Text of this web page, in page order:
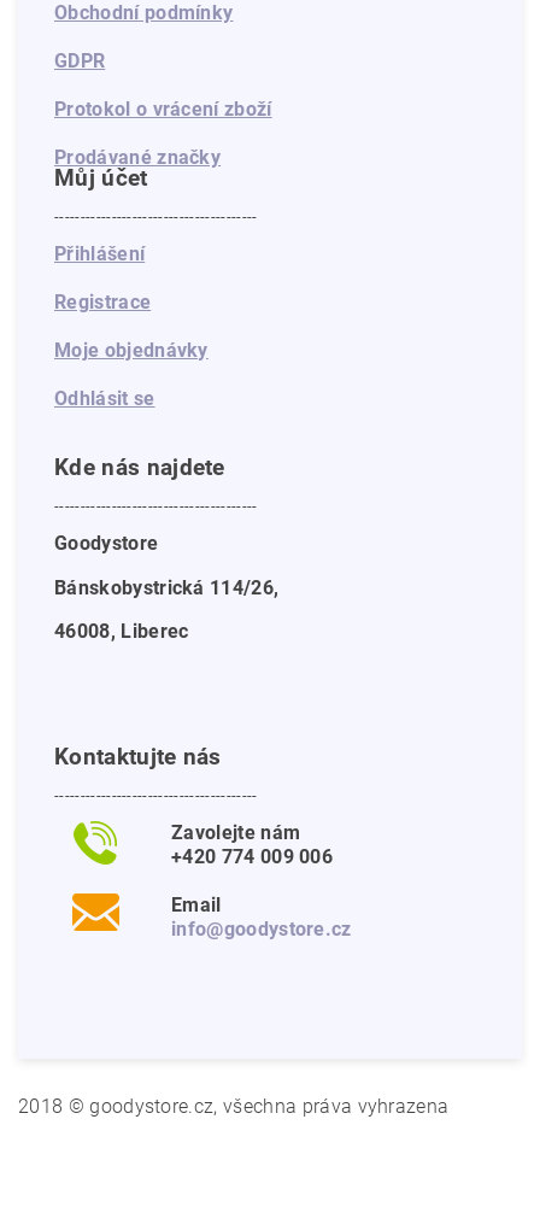
Obchodní podmínky
GDPR
Protokol o vrácení zboží
Prodávané značky
Můj účet
---------------------------------------
Přihlášení
Registrace
Moje objednávky
Odhlásit se
Kde nás najdete
---------------------------------------
Goodystore
Bánskobystrická 114/26,
46008, Liberec
Kontaktujte nás
---------------------------------------
Zavolejte nám
+420 774 009 006
Email
info@goodystore.cz
2018 © goodystore.cz, všechna práva vyhrazena